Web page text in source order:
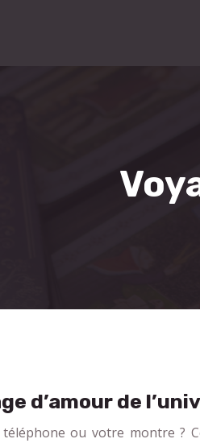
d’amour de
ou votre montre